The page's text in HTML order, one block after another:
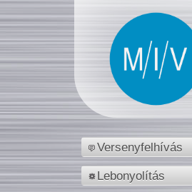
Versenyfelhívás
Lebonyolítás